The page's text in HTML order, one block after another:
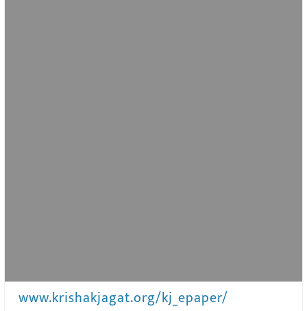
www.krishakjagat.org/kj_epaper/